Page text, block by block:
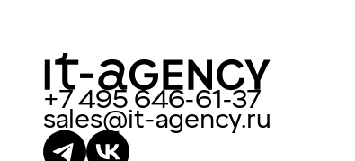
+7 495 646-61-37
sales@it-agency.ru